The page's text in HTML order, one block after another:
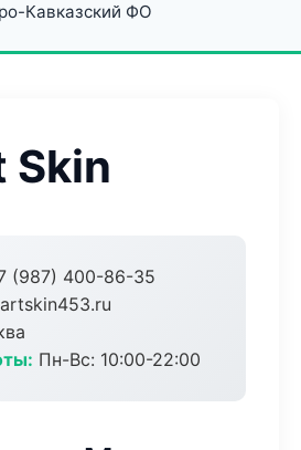
Кавказский ФО
(987) 400-86-35
Пн-Вс: 10:00-22:00